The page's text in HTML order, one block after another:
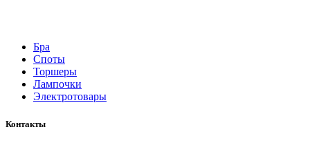
Бра
Споты
Торшеры
Лампочки
Электротовары
Контакты